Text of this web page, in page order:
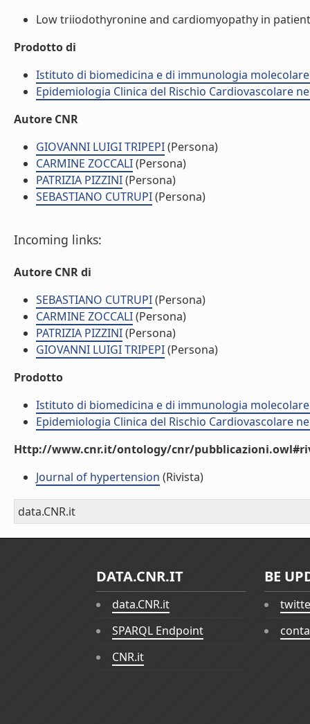
Low triiodothyronine and cardiomyopathy in
Prodotto di
Istituto di biomedicina e di immunologia
Epidemiologia Clinica del Rischio Cardiovascolare
Autore CNR
GIOVANNI LUIGI TRIPEPI(Persona)
CARMINE ZOCCALI(Persona)
PATRIZIA PIZZINI(Persona)
SEBASTIANO CUTRUPI(Persona)
Incoming links:
Autore CNR di
SEBASTIANO CUTRUPI(Persona)
CARMINE ZOCCALI(Persona)
PATRIZIA PIZZINI(Persona)
GIOVANNI LUIGI TRIPEPI(Persona)
Prodotto
Istituto di biomedicina e di immunologia
Epidemiologia Clinica del Rischio Cardiovascolare
Http://www.cnr.it/ontology/cnr/
Journal of hypertension (Rivista)
data.CNR.it
DATA.CNR.IT
data.CNR.it
SPARQL Endpoint
CNR.it
BE